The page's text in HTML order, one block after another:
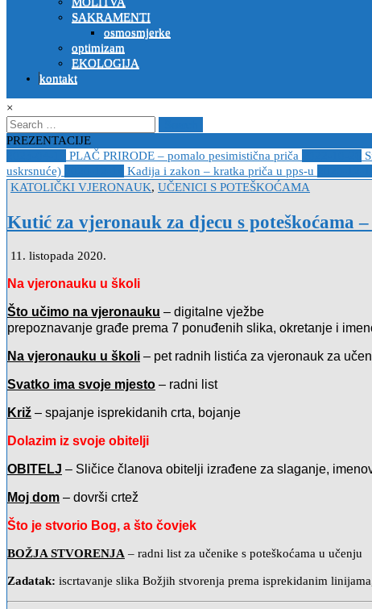
SAKRAMENTI
osmosmjerke
optimizam
EKOLOGIJA
kontakt
×
Search
for:
PREZENTACIJE
PLAČ PRIRODE – pomalo pesimistična priča
uskrsnuće)
Kadija i zakon – kratka priča u pps-u
Posted
KATOLIČKI VJERONAUK, UČENICI S POTEŠKOĆAMA
Kutić za vjeronauk za djecu s poteškoćama
11. listopada 2020.
Na vjeronauku u školi
Što učimo na vjeronauku – digitalne vježbe
prepoznavanje građe prema 7 ponuđenih slika, okretanje i
Na vjeronauku u školi – pet radnih listića za vjeronauk za
Svatko ima svoje mjesto – radni list
Križ – spajanje isprekidanih crta, bojanje
Dolazim iz svoje obitelji
OBITELJ – Sličice članova obitelji izrađene za slaganje,
Moj dom – dovrši crtež
Što je stvorio Bog, a što čovjek
BOŽJA STVORENJA – radni list za učenike s poteškoćama u učenju
Zadatak: iscrtavanje slika Božjih stvorenja prema isprekidanim